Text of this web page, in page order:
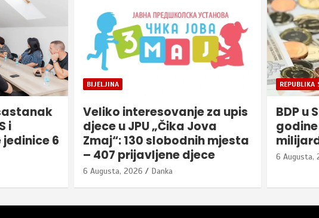
za upis
mjesta
REPUBLIKA SRPSKA
BDP u Srpskoj bi do kraja
godine mogao dostići 20
milijardi
6 Augusta, 2026 Danka
BIJELJINA
6 Augusta,